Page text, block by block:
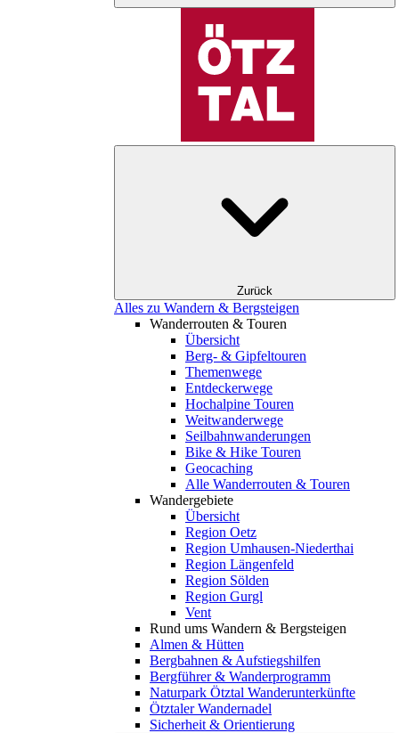
Zurück
Alles zu Wandern & Bergsteigen
Wanderrouten & Touren
Übersicht
Berg- & Gipfeltouren
Themenwege
Entdeckerwege
Hochalpine Touren
Weitwanderwege
Seilbahnwanderungen
Bike & Hike Touren
Geocaching
Alle Wanderrouten & Touren
Wandergebiete
Übersicht
Region Oetz
Region Umhausen-Niederthai
Region Längenfeld
Region Sölden
Region Gurgl
Vent
Rund ums Wandern & Bergsteigen
Almen & Hütten
Bergbahnen & Aufstiegshilfen
Bergführer & Wanderprogramm
Naturpark Ötztal Wanderunterkünfte
Ötztaler Wandernadel
Sicherheit & Orientierung